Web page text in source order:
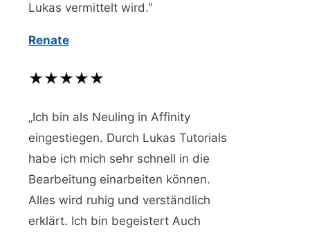
Lukas vermittelt wird."
Renate
★★★★★
„Ich bin als Neuling in Affinity
eingestiegen. Durch Lukas Tutorials
habe ich mich sehr schnell in die
Bearbeitung einarbeiten können.
Alles wird ruhig und verständlich
erklärt. Ich bin begeistert Auch